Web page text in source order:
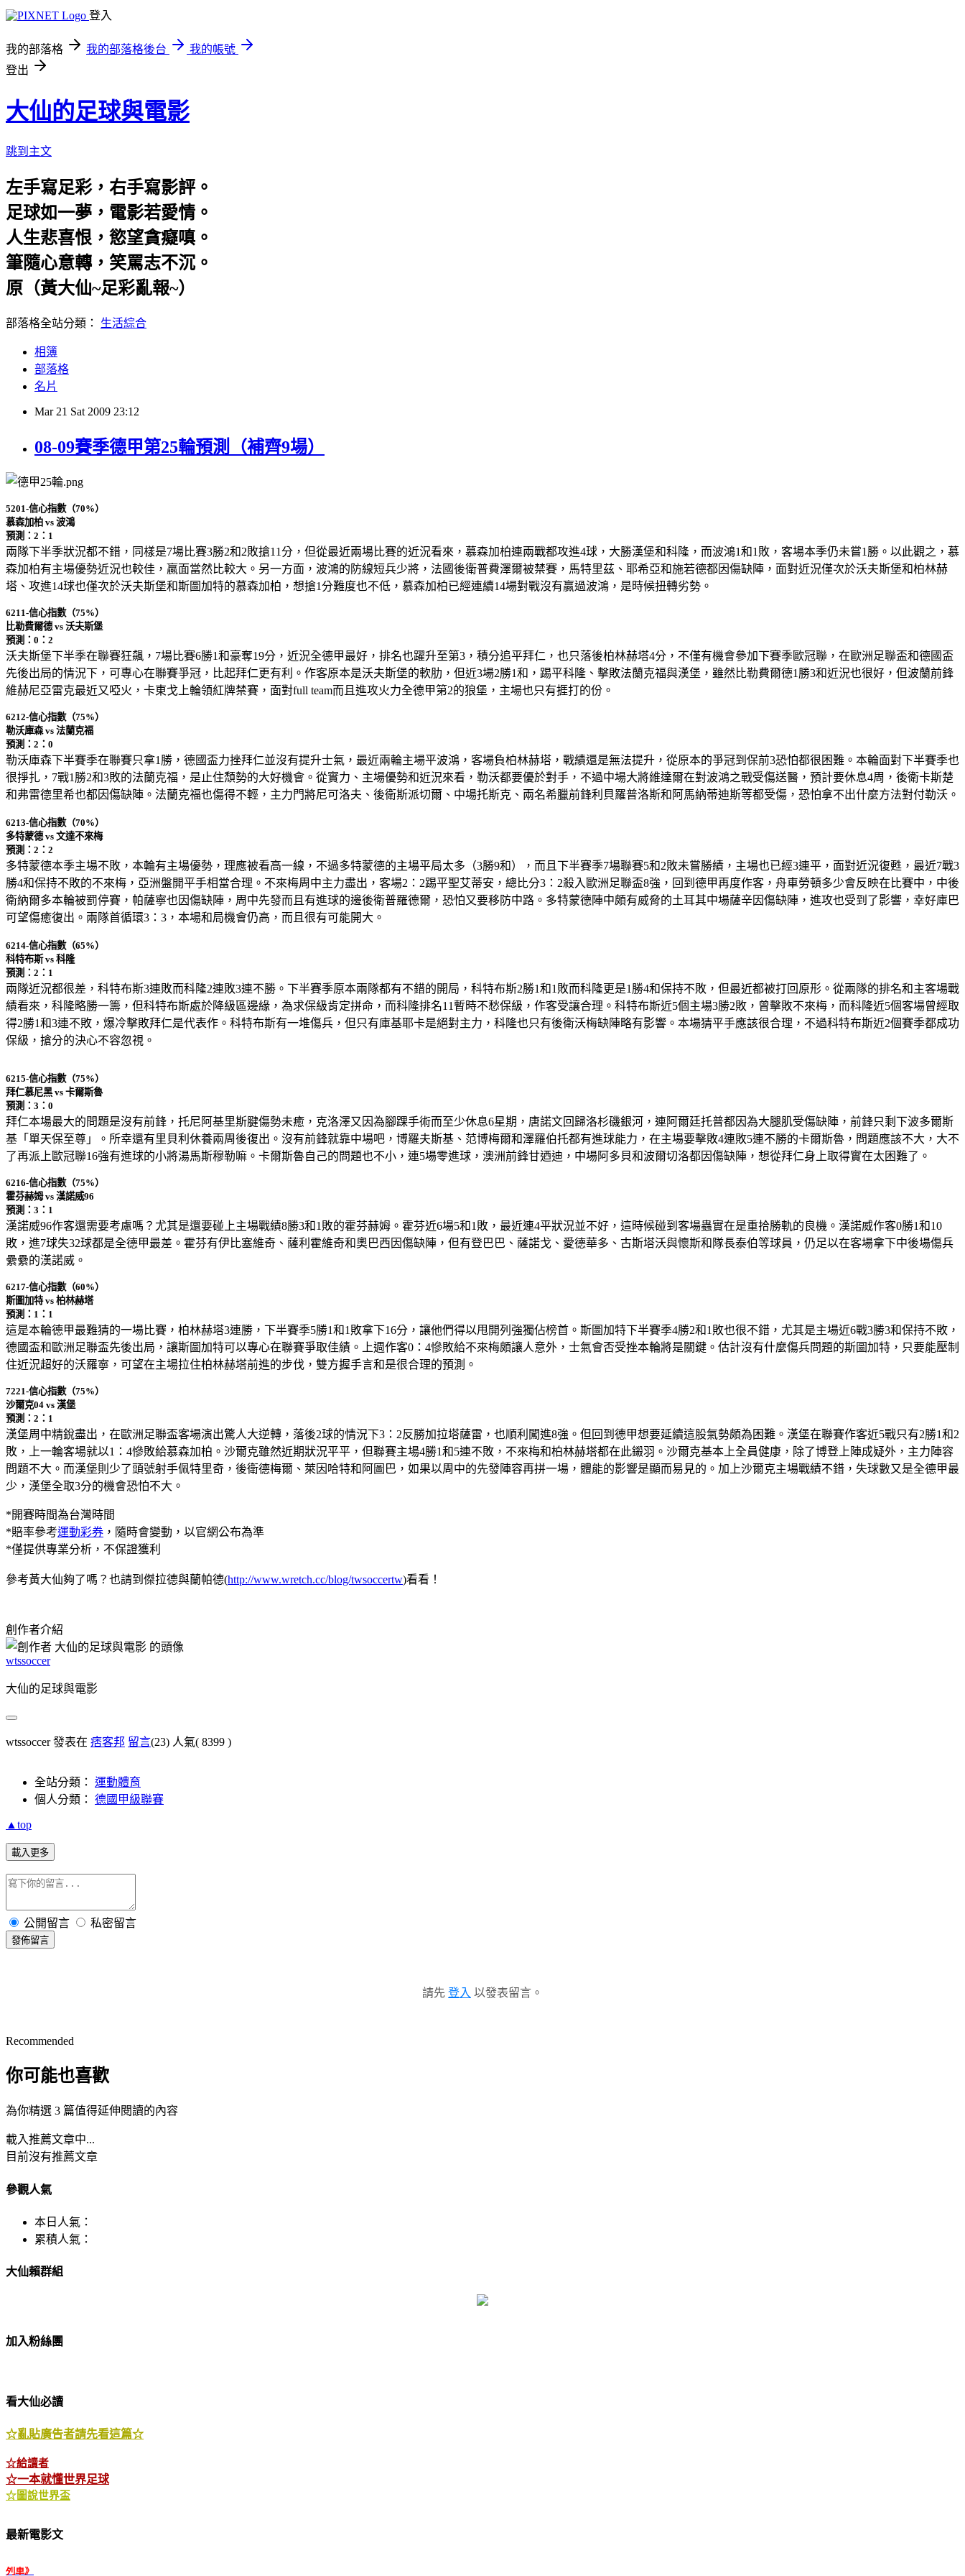
登入
我的部落格 我的部落格後台
我的帳號
登出
大仙的足球與電影
跳到主文
左手寫足彩，右手寫影評。
足球如一夢，電影若愛情。
人生悲喜恨，慾望貪癡嗔。
筆隨心意轉，笑罵志不沉。
原（黃大仙~足彩亂報~）
部落格全站分類： 生活綜合
相簿
部落格
名片
Mar 21 Sat 2009 23:12
08-09賽季德甲第25輪預測（補齊9場）
5201-信心指數（70%）
慕森加柏 vs 波鴻
預測：2：1
兩隊下半季狀況都不錯，同樣是7場比賽3勝2和2敗搶11分，但從最近兩場比賽的近況看來，慕森加柏連兩戰都攻進4球，大勝漢堡和科隆，而波鴻1和1敗，客場本季仍未嘗1勝。以此觀之，慕
森加柏有主場優勢近況也較佳，贏面當然比較大。另一方面，波鴻的防線短兵少將，法國後衛普費澤爾被禁賽，馬特里茲、耶希亞和施若德都因傷缺陣，面對近況僅次於沃夫斯堡和柏林赫
塔、攻進14球也僅次於沃夫斯堡和斯圖加特的慕森加柏，想搶1分難度也不低，慕森加柏已經連續14場對戰沒有贏過波鴻，是時候扭轉劣勢。
6211-信心指數（75%）
比勒費爾德 vs 沃夫斯堡
預測：0：2
沃夫斯堡下半季在聯賽狂飆，7場比賽6勝1和豪奪19分，近況全德甲最好，排名也躍升至第3，積分追平拜仁，也只落後柏林赫塔4分，不僅有機會參加下賽季歐冠聯，在歐洲足聯盃和德國盃
先後出局的情況下，可專心在聯賽爭冠，比起拜仁更有利。作客原本是沃夫斯堡的軟肋，但近3場2勝1和，踢平科隆、擊敗法蘭克福與漢堡，雖然比勒費爾德1勝3和近況也很好，但波蘭前鋒
維赫尼亞雷克最近又啞火，卡東戈上輪領紅牌禁賽，面對full team而且進攻火力全德甲第2的狼堡，主場也只有捱打的份。
6212-信心指數（75%）
勒沃庫森 vs 法蘭克福
預測：2：0
勒沃庫森下半賽季在聯賽只拿1勝，德國盃力挫拜仁並沒有提升士氣，最近兩輪主場平波鴻，客場負柏林赫塔，戰績還是無法提升，從原本的爭冠到保前3恐怕都很困難。本輪面對下半賽季也
很掙扎，7戰1勝2和3敗的法蘭克福，是止住頹勢的大好機會。從實力、主場優勢和近況來看，勒沃都要優於對手，不過中場大將維達爾在對波鴻之戰受傷送醫，預計要休息4周，後衛卡斯楚
和弗雷德里希也都因傷缺陣。法蘭克福也傷得不輕，主力門將尼可洛夫、後衛斯派切爾、中場托斯克、兩名希臘前鋒利貝羅普洛斯和阿馬納蒂迪斯等都受傷，恐怕拿不出什麼方法對付勒沃。
6213-信心指數（70%）
多特蒙德 vs 文達不來梅
預測：2：2
多特蒙德本季主場不敗，本輪有主場優勢，理應被看高一線，不過多特蒙德的主場平局太多（3勝9和），而且下半賽季7場聯賽5和2敗未嘗勝績，主場也已經3連平，面對近況復甦，最近7戰3
勝4和保持不敗的不來梅，亞洲盤開平手相當合理。不來梅周中主力盡出，客場2：2踢平聖艾蒂安，總比分3：2殺入歐洲足聯盃8強，回到德甲再度作客，舟車勞頓多少會反映在比賽中，中後
衛納爾多本輪被罰停賽，帕薩寧也因傷缺陣，周中先發而且有進球的邊後衛普羅德爾，恐怕又要移防中路。多特蒙德陣中頗有威脅的土耳其中場薩辛因傷缺陣，進攻也受到了影響，幸好庫巴
可望傷癒復出。兩隊首循環3：3，本場和局機會仍高，而且很有可能開大。
6214-信心指數（65%）
科特布斯 vs 科隆
預測：2：1
兩隊近況都很差，科特布斯3連敗而科隆2連敗3連不勝。下半賽季原本兩隊都有不錯的開局，科特布斯2勝1和1敗而科隆更是1勝4和保持不敗，但最近都被打回原形。從兩隊的排名和主客場戰
績看來，科隆略勝一籌，但科特布斯處於降級區邊緣，為求保級肯定拼命，而科隆排名11暫時不愁保級，作客受讓合理。科特布斯近5個主場3勝2敗，曾擊敗不來梅，而科隆近5個客場曾經取
得2勝1和3連不敗，爆冷擊敗拜仁是代表作。科特布斯有一堆傷兵，但只有庫基耶卡是絕對主力，科隆也只有後衛沃梅缺陣略有影響。本場猜平手應該很合理，不過科特布斯近2個賽季都成功
保級，搶分的決心不容忽視。
6215-信心指數（75%）
拜仁慕尼黑 vs 卡爾斯魯
預測：3：0
拜仁本場最大的問題是沒有前鋒，托尼阿基里斯腱傷勢未癒，克洛澤又因為腳踝手術而至少休息6星期，唐諾文回歸洛杉磯銀河，連阿爾廷托普都因為大腿肌受傷缺陣，前鋒只剩下波多爾斯
基「單天保至尊」。所幸還有里貝利休養兩周後復出。沒有前鋒就靠中場吧，博羅夫斯基、范博梅爾和澤羅伯托都有進球能力，在主場要擊敗4連敗5連不勝的卡爾斯魯，問題應該不大，大不
了再派上歐冠聯16強有進球的小將湯馬斯穆勒嘛。卡爾斯魯自己的問題也不小，連5場零進球，澳洲前鋒甘迺迪，中場阿多貝和波爾切洛都因傷缺陣，想從拜仁身上取得實在太困難了。
6216-信心指數（75%）
霍芬赫姆 vs 漢諾威96
預測：3：1
漢諾威96作客還需要考慮嗎？尤其是還要碰上主場戰績8勝3和1敗的霍芬赫姆。霍芬近6場5和1敗，最近連4平狀況並不好，這時候碰到客場蟲實在是重拾勝軌的良機。漢諾威作客0勝1和10
敗，進7球失32球都是全德甲最差。霍芬有伊比塞維奇、薩利霍維奇和奧巴西因傷缺陣，但有登巴巴、薩諾戈、愛德華多、古斯塔沃與懷斯和隊長泰伯等球員，仍足以在客場拿下中後場傷兵
纍纍的漢諾威。
6217-信心指數（60%）
斯圖加特 vs 柏林赫塔
預測：1：1
這是本輪德甲最難猜的一場比賽，柏林赫塔3連勝，下半賽季5勝1和1敗拿下16分，讓他們得以甩開列強獨佔榜首。斯圖加特下半賽季4勝2和1敗也很不錯，尤其是主場近6戰3勝3和保持不敗，
德國盃和歐洲足聯盃先後出局，讓斯圖加特可以專心在聯賽爭取佳績。上週作客0：4慘敗給不來梅頗讓人意外，士氣會否受挫本輪將是關鍵。估計沒有什麼傷兵問題的斯圖加特，只要能壓制
住近況超好的沃羅寧，可望在主場拉住柏林赫塔前進的步伐，雙方握手言和是很合理的預測。
7221-信心指數（75%）
沙爾克04 vs 漢堡
預測：2：1
漢堡周中精銳盡出，在歐洲足聯盃客場演出驚人大逆轉，落後2球的情況下3：2反勝加拉塔薩雷，也順利闖進8強。但回到德甲想要延續這股氣勢頗為困難。漢堡在聯賽作客近5戰只有2勝1和2
敗，上一輪客場就以1：4慘敗給慕森加柏。沙爾克雖然近期狀況平平，但聯賽主場4勝1和5連不敗，不來梅和柏林赫塔都在此鎩羽。沙爾克基本上全員健康，除了博登上陣成疑外，主力陣容
問題不大。而漢堡則少了頭號射手佩特里奇，後衛德梅爾、萊因哈特和阿圖巴，如果以周中的先發陣容再拼一場，體能的影響是顯而易見的。加上沙爾克主場戰績不錯，失球數又是全德甲最
少，漢堡全取3分的機會恐怕不大。
*開賽時間為台灣時間
*賠率參考運動彩券 ，隨時會變動，以官網公布為準
*僅提供專業分析，不保證獲利
參考黃大仙夠了嗎？也請到傑拉德與蘭帕德(http://www.wretch.cc/blog/twsoccertw)看看！
創作者介紹
wtssoccer
大仙的足球與電影
wtssoccer 發表在 痞客邦 留言(23) 人氣( 8399 )
全站分類： 運動體育
個人分類： 德國甲級聯賽
▲top
載入更多
公開留言 私密留言
發佈留言
請先 登入 以發表留言。
Recommended
你可能也喜歡
為你精選 3 篇值得延伸閱讀的內容
載入推薦文章中...
目前沒有推薦文章
參觀人氣
本日人氣：
累積人氣：
大仙賴群組
加入粉絲團
看大仙必讀
☆亂貼廣告者請先看這篇☆
☆給讀者
☆一本就懂世界足球
☆圖說世界盃
最新電影文
生》